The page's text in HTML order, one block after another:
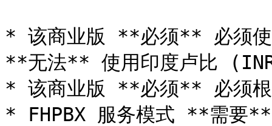
* 该商业版 **必须** 必须使
**无法** 使用印度卢比
* 该商业版 **必须** 必须根
* FHPBX 服务模式 **需要